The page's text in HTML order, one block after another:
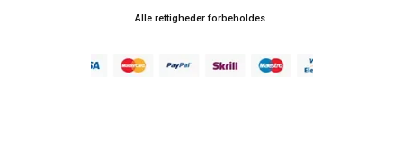
Alle rettigheder forbeholdes.